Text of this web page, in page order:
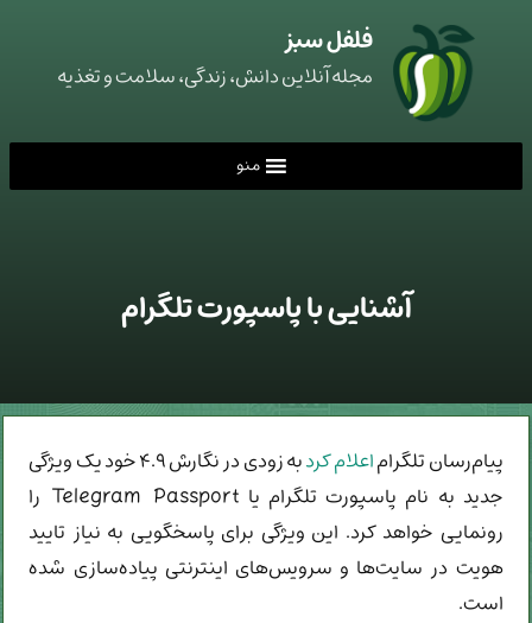
فلفل سبز
مجله آنلاین دانش، زندگی، سلامت و تغذیه
منو
آشنایی با پاسپورت تلگرام
پیام‌رسان تلگراماعلام کرد
به زودی در نگارش ۴.۹ خود یک ویژگی
جدید به نام پاسپورت تلگرام یا Telegram Passport را
رونمایی خواهد کرد. این ویژگی برای پاسخگویی به نیاز تایید
هویت در سایت‌ها و سرویس‌های اینترنتی پیاده‌سازی شده
است.